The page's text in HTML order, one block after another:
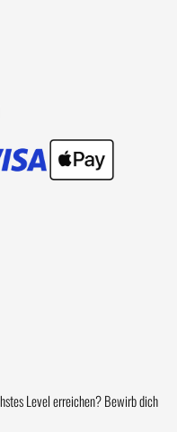
Level erreichen? Bewirb dich